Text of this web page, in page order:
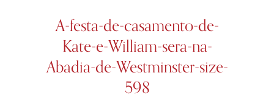
A-festa-de-casamento-de-
Kate-e-William-sera-na-
Abadia-de-Westminster-size-
598